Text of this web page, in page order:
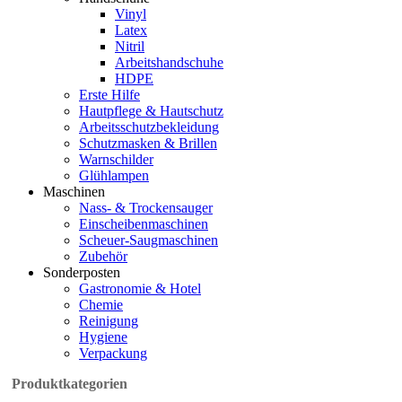
Vinyl
Latex
Nitril
Arbeitshandschuhe
HDPE
Erste Hilfe
Hautpflege & Hautschutz
Arbeitsschutzbekleidung
Schutzmasken & Brillen
Warnschilder
Glühlampen
Maschinen
Nass- & Trockensauger
Einscheibenmaschinen
Scheuer-Saugmaschinen
Zubehör
Sonderposten
Gastronomie & Hotel
Chemie
Reinigung
Hygiene
Verpackung
Produktkategorien